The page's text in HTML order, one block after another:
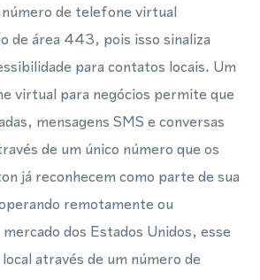
de telefone virtual
de área 443, pois isso sinaliza
para contatos locais. Um
virtual para negócios permite que
mensagens SMS e conversas
de um único número que os
já reconhecem como parte de sua
remotamente ou
dos Estados Unidos, esse
através de um número de